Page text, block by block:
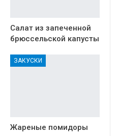
Салат из запеченной
брюссельской капусты
ЗАКУСКИ
Жареные помидоры